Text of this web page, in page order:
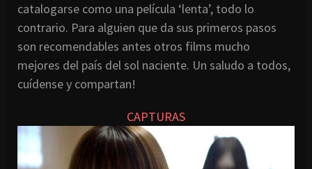
catalogarse como una película ‘lenta’, todo lo
contrario. Para alguien que da sus primeros pasos
son recomendables antes otros films mucho
mejores del país del sol naciente. Un saludo a todos,
cuídense y compartan!
CAPTURAS